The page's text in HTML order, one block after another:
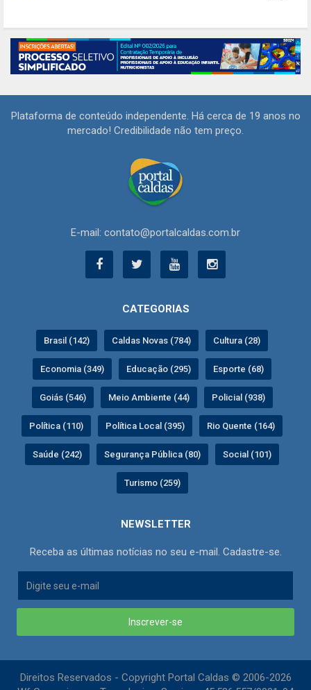
Plataforma de conteúdo independente. Há cerca de 19 anos no
mercado! Credibilidade não tem preço.
E-mail: contato@portalcaldas.com.br
CATEGORIAS
Brasil (142) Caldas Novas (784) Cultura (28)
Economia (349) Educação (295) Esporte (68)
Goiás (546) Meio Ambiente (44) Policial (938)
Política (110) Política Local (395) Rio Quente (164)
Saúde (242) Segurança Pública (80) Social (101)
Turismo (259)
NEWSLETTER
Receba as últimas notícias no seu e-mail. Cadastre-se.
Inscrever-se
Direitos Reservados - Copyright Portal Caldas © 2006-2026